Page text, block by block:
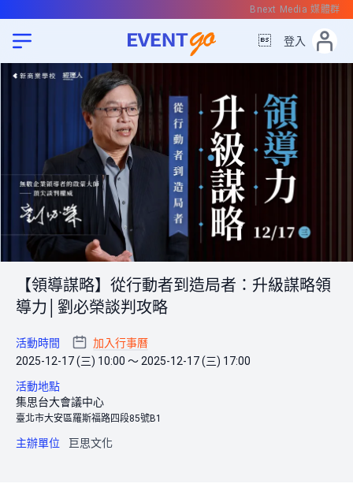
Bnext Media 媒體群
 登入
【領導謀略】從行動者到造局者：升級謀略領
導力│劉必榮談判攻略
活動時間
加入行事曆
2025-12-17 (三) 10:00 ～ 2025-12-17 (三) 17:00
活動地點
集思台大會議中心
臺北市大安區羅斯福路四段85號B1
主辦單位 巨思文化